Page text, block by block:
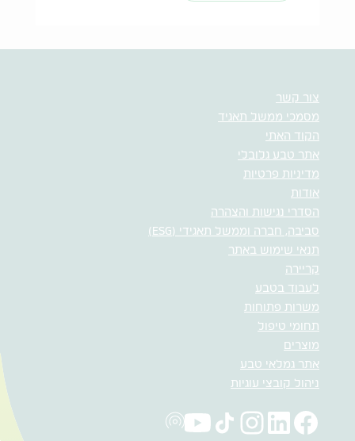
צור קשר
מסמכי ממשל תאגיד
הקוד האתי
אתר טבע גלובלי
מדיניות פרטיות
אודות
הסדרי נגישות והצהרה
סביבה, חברה וממשל תאגידי (ESG)
תנאי שימוש באתר
קריירה
לעבוד בטבע
משרות פתוחות
תחומי טיפול
מוצרים
אתר גמלאי טבע
ניהול קובצי עוגיות